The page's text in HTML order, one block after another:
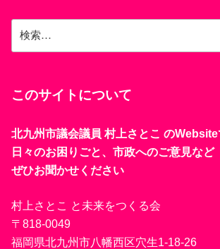
検
このサイトについて
北九州市議会議員 村上さとこ のWebsite
日々のお困りごと、市政へのご意見など
ぜひお聞かせください
村上さとこ と未来をつくる会
〒818-0049
福岡県北九州市八幡西区穴生1-18-26